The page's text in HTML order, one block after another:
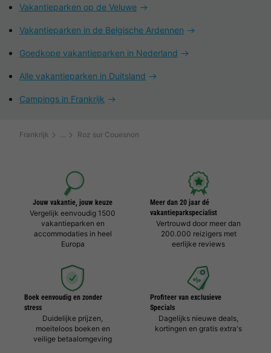
Vakantieparken op de Veluwe
Vakantieparken in de Belgische Ardennen
Goedkope vakantieparken in Nederland
Alle vakantieparken in Duitsland
Campings in Frankrijk
Frankrijk Roz sur Couesnon
Jouw vakantie, jouw keuze
Vergelijk eenvoudig 1500
vakantieparken en
accommodaties in heel
Europa
Meer dan 20 jaar dé
vakantieparkspecialist
Vertrouwd door meer dan
200.000 reizigers met
eerlijke reviews
Boek eenvoudig en zonder
stress
Duidelijke prijzen,
moeiteloos boeken en
veilige betaalomgeving
Profiteer van exclusieve
Specials
Dagelijks nieuwe deals,
kortingen en gratis extra's